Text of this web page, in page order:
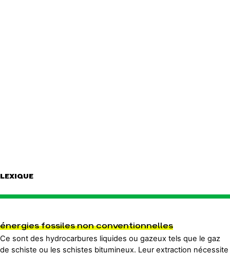
LEXIQUE
énergies fossiles non conventionnelles
Ce sont des hydrocarbures liquides ou gazeux tels que le gaz
de schiste ou les schistes bitumineux. Leur extraction nécessite